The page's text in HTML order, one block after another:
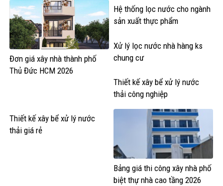
Đơn giá xây nhà thành phố
Thủ Đức HCM 2026
Hệ thống lọc nước cho ngành
sản xuất thực phẩm
Xử lý lọc nước nhà hàng ks
chung cư
Thiết kế xây bể xử lý nước
thải công nghiệp
Thiết kế xây bể xử lý nước
thải giá rẻ
Bảng giá thi công xây nhà phố
biệt thự nhà cao tầng 2026